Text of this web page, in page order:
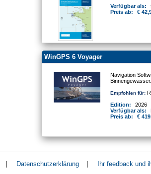
Verfügbar als:
Preis ab:
€
WinGPS 6 Voyager
Navigation
Binnengewässer.
Empfohlen für:
Edition:
2026
Verfügbar als:
Preis ab:
€
| Datenschutzerklärung |
Ihr feedback und